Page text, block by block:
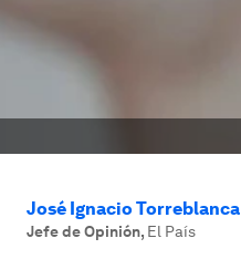
José Ignacio Torreblanca
Jefe de Opinión, El País